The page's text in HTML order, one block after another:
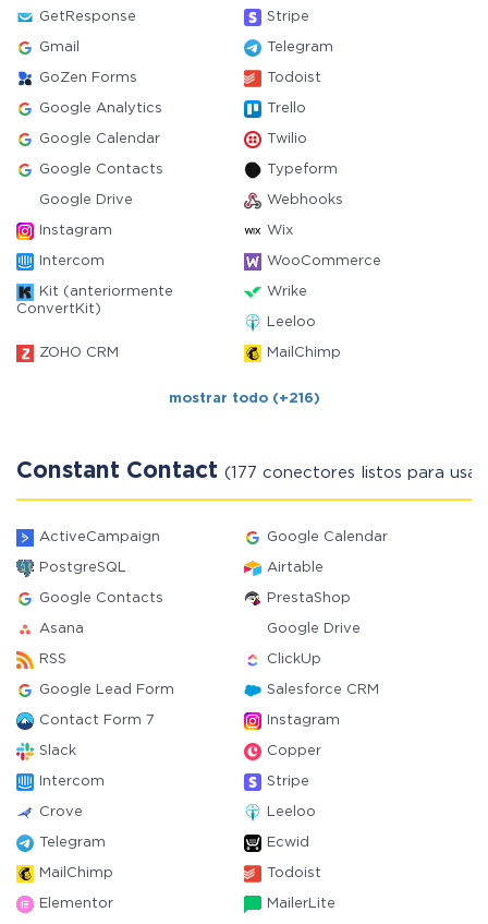
GetResponse Stripe
Gmail Telegram
GoZen Forms Todoist
Google Analytics Trello
Google Calendar Twilio
Google Contacts Typeform
Google Drive Webhooks
Instagram Wix
Intercom WooCommerce
Kit (anteriormente
ConvertKit)
Wrike
Leeloo
ZOHO CRM MailChimp
mostrar todo (+216)
Constant Contact (177 conectores listos para
ActiveCampaign Google Calendar
PostgreSQL Airtable
Google Contacts PrestaShop
Asana Google Drive
RSS ClickUp
Google Lead Form Salesforce CRM
Contact Form 7 Instagram
Slack Copper
Intercom Stripe
Crove Leeloo
Telegram Ecwid
MailChimp Todoist
Elementor MailerLite